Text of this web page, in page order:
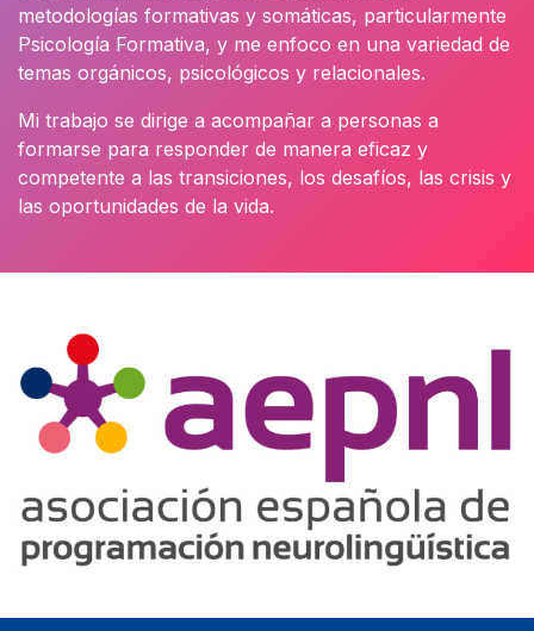
metodologías formativas y somáticas, particularmente
Psicología Formativa, y me enfoco en una variedad de
temas orgánicos, psicológicos y relacionales.
Mi trabajo se dirige a acompañar a personas a
formarse para responder de manera eficaz y
competente a las transiciones, los desafíos, las crisis y
las oportunidades de la vida.